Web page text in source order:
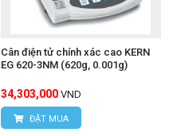
Cân điện tử chính xác cao KERN
EG 620-3NM (620g, 0.001g)
34,303,000 VND
ĐẶT MUA